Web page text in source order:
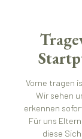
Vorne tragen
Wir sehen
erkennen
Für uns
diese